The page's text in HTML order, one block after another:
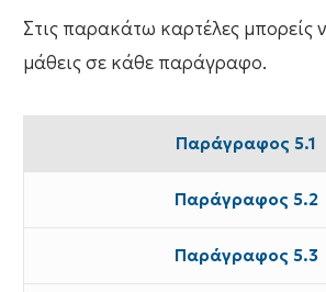
Στις παρακάτω καρτέλες μπορείς
μάθεις σε κάθε παράγραφο.
Παράγραφος 5.1
Παράγραφος 5.2
Παράγραφος 5.3